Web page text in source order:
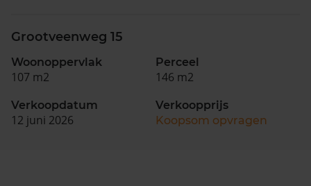
Grootveenweg 15
Woonoppervlak
107 m2
Perceel
146 m2
Verkoopdatum
12 juni 2026
Verkoopprijs
Koopsom opvragen